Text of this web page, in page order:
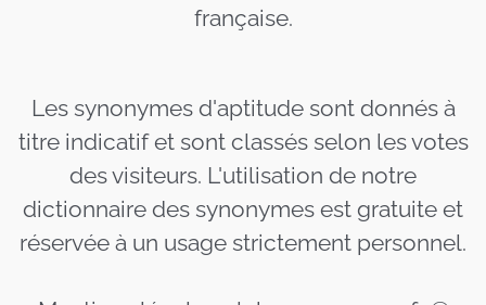
française.
Les synonymes d'aptitude sont donnés à
titre indicatif et sont classés selon les votes
des visiteurs. L'utilisation de notre
dictionnaire des synonymes est gratuite et
réservée à un usage strictement personnel.